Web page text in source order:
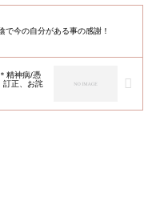
で今の自分がある事の感謝！
精神病/憑
訂正、お詫